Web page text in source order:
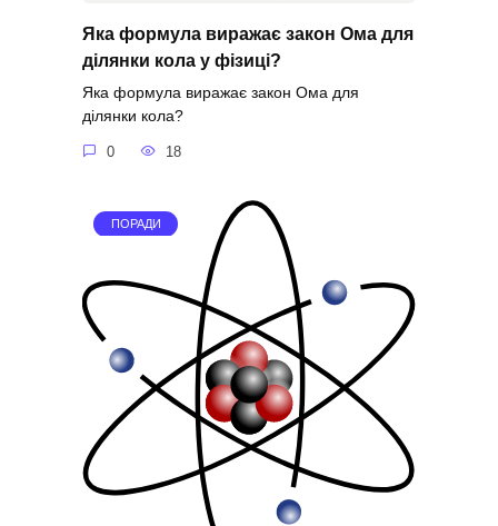
Яка формула виражає закон Ома для
ділянки кола у фізиці?
Яка формула виражає закон Ома для
ділянки кола?
0 18
ПОРАДИ